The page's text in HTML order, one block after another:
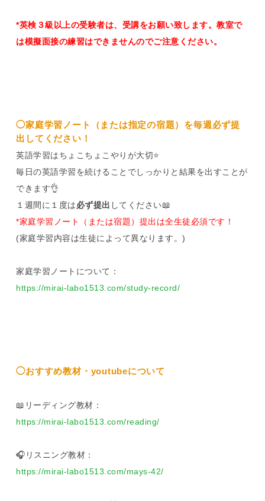
*英検３級以上の受験者は、受講をお願い致します。教室で
は模擬面接の練習はできませんのでご注意ください。
◯家庭学習ノート（または指定の宿題）を毎週必ず提
出してください！
英語学習はちょこちょこやりが大切⭐️
毎日の英語学習を続けることでしっかりと結果を出すことが
できます👌
１週間に１度は必ず提出 してください📖
*家庭学習ノート（または宿題）提出は全生徒必須です！
(家庭学習内容は生徒によって異なります。)
家庭学習ノートについて：
https://mirai-labo1513.com/study-record/
◯おすすめ教材・youtubeについて
📖リーディング教材：
https://mirai-labo1513.com/reading/
🎧リスニング教材：
https://mirai-labo1513.com/mays-42/